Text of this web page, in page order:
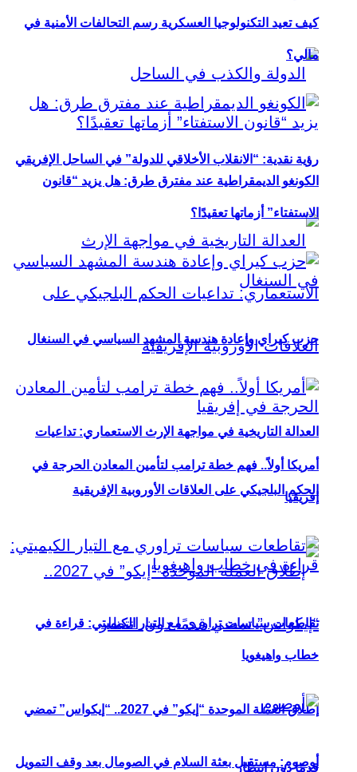
رؤية نقدية: “الانقلاب الأخلاقي للدولة” في الساحل الإفريقي
العدالة التاريخية في مواجهة الإرث الاستعماري: تداعيات
الحكم البلجيكي على العلاقات الأوروبية الإفريقية
إطلاق العملة الموحدة “إيكو” في 2027.. “إيكواس” تمضي
قدمًا دون انتظار
كيف تعيد التكنولوجيا العسكرية رسم التحالفات الأمنية في
مالي؟
الكونغو الديمقراطية عند مفترق طرق: هل يزيد “قانون
الاستفتاء” أزماتها تعقيدًا؟
حزب كيراي وإعادة هندسة المشهد السياسي في السنغال
أمريكا أولاً.. فهم خطة ترامب لتأمين المعادن الحرجة في
إفريقيا
تقاطعات سياسات تراوري مع التيار الكيميتي: قراءة في
خطاب واهيغويا
أوصوم: مستقبل بعثة السلام في الصومال بعد وقف التمويل